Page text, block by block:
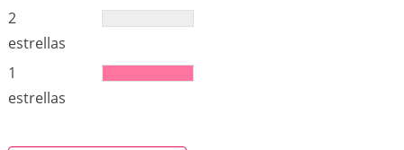
2
estrellas
1
estrellas